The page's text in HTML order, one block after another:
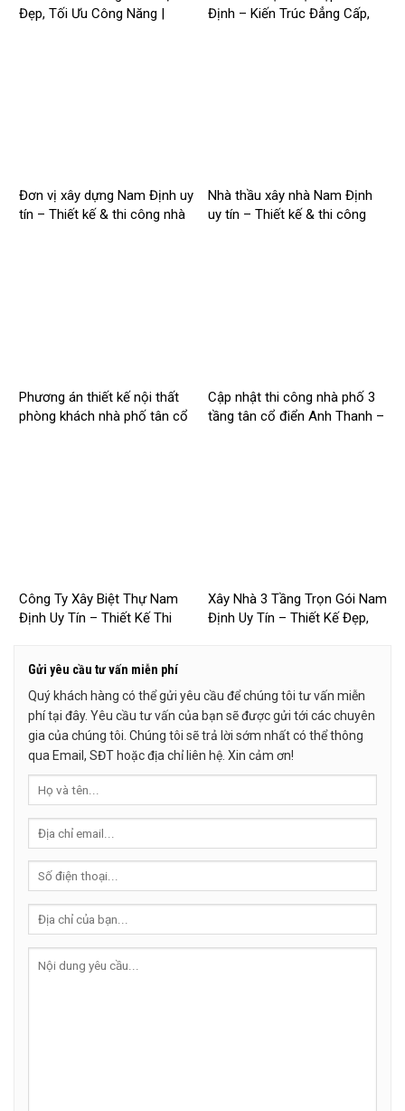
Đẹp, Tối Ưu Công Năng |
Định – Kiến Trúc Đẳng Cấp,
Đơn vị xây dựng Nam Định uy
tín – Thiết kế & thi công nhà
Nhà thầu xây nhà Nam Định
uy tín – Thiết kế & thi công
Phương án thiết kế nội thất
phòng khách nhà phố tân cổ
Cập nhật thi công nhà phố 3
tầng tân cổ điển Anh Thanh –
Công Ty Xây Biệt Thự Nam
Định Uy Tín – Thiết Kế Thi
Xây Nhà 3 Tầng Trọn Gói Nam
Định Uy Tín – Thiết Kế Đẹp,
Gửi yêu cầu tư vấn miễn phí
Quý khách hàng có thể gửi yêu cầu để chúng tôi tư vấn miễn
phí tại đây. Yêu cầu tư vấn của bạn sẽ được gửi tới các chuyên
gia của chúng tôi. Chúng tôi sẽ trả lời sớm nhất có thể thông
qua Email, SĐT hoặc địa chỉ liên hệ. Xin cảm ơn!